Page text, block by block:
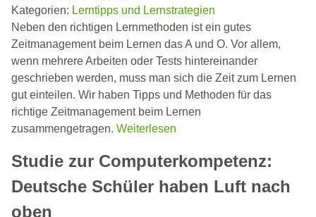
Kategorien: Lerntipps und Lernstrategien
Neben den richtigen Lernmethoden ist ein gutes
Zeitmanagement beim Lernen das A und O. Vor allem,
wenn mehrere Arbeiten oder Tests hintereinander
geschrieben werden, muss man sich die Zeit zum Lernen
gut einteilen. Wir haben Tipps und Methoden für das
richtige Zeitmanagement beim Lernen
zusammengetragen. Weiterlesen
Studie zur Computerkompetenz:
Deutsche Schüler haben Luft nach
oben